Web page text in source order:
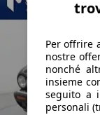
Per offrire
nostre
nonché
insieme
seguito a
personali